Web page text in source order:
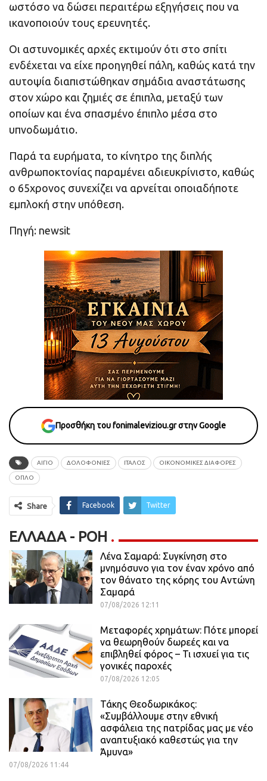
ωστόσο να δώσει περαιτέρω εξηγήσεις που να
ικανοποιούν τους ερευνητές.
Οι αστυνομικές αρχές εκτιμούν ότι στο σπίτι
ενδέχεται να είχε προηγηθεί πάλη, καθώς κατά την
αυτοψία διαπιστώθηκαν σημάδια αναστάτωσης
στον χώρο και ζημιές σε έπιπλα, μεταξύ των
οποίων και ένα σπασμένο έπιπλο μέσα στο
υπνοδωμάτιο.
Παρά τα ευρήματα, το κίνητρο της διπλής
ανθρωποκτονίας παραμένει αδιευκρίνιστο, καθώς
ο 65χρονος συνεχίζει να αρνείται οποιαδήποτε
εμπλοκή στην υπόθεση.
Πηγή: newsit
Προσθήκη του fonimaleviziou.gr στην Google
ΑΊΓΙΟ ΔΟΛΟΦΟΝΙΕΣ ΙΤΑΛΟΣ ΟΙΚΟΝΟΜΙΚΕΣ ΔΙΑΦΟΡΕΣ
ΟΠΛΟ
Share Facebook Twitter
ΕΛΛΆΔΑ - ΡΟΗ
Λένα Σαμαρά: Συγκίνηση στο
μνημόσυνο για τον έναν χρόνο από
τον θάνατο της κόρης του Αντώνη
Σαμαρά
07/08/2026 12:11
Μεταφορές χρημάτων: Πότε μπορεί
να θεωρηθούν δωρεές και να
επιβληθεί φόρος – Τι ισχυεί για τις
γονικές παροχές
07/08/2026 12:05
Τάκης Θεοδωρικάκος:
«Συμβάλλουμε στην εθνική
ασφάλεια της πατρίδας μας με νέο
αναπτυξιακό καθεστώς για την
Άμυνα»
07/08/2026 11:44